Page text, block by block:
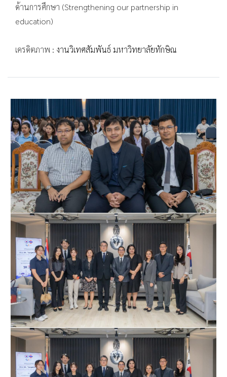
ด้านการศึกษา (Strengthening our partnership in
education)
เครดิตภาพ : งานวิเทศสัมพันธ์ มหาวิทยาลัยทักษิณ